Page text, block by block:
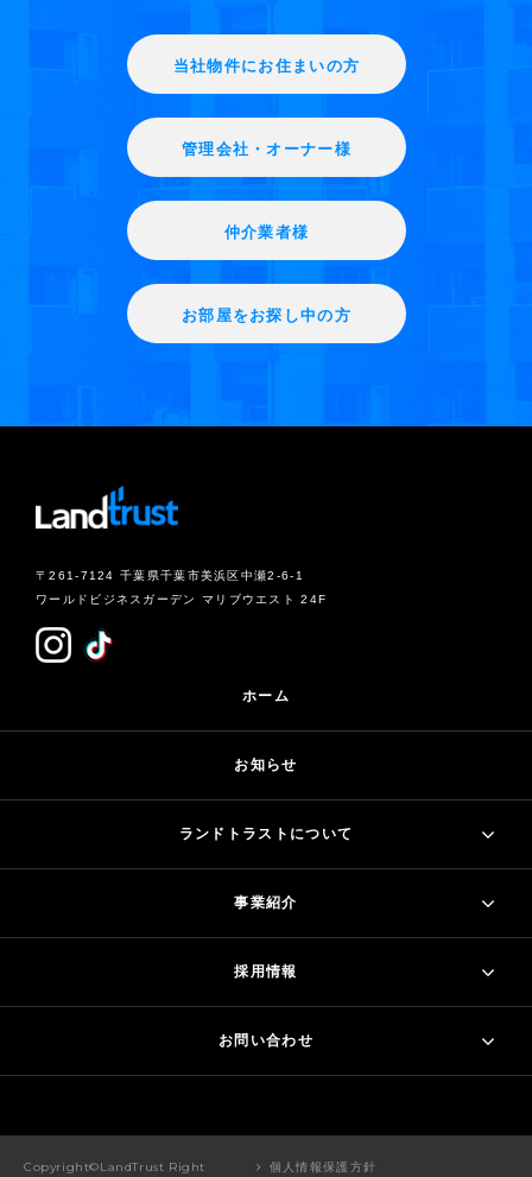
当社物件にお住まいの方
管理会社・オーナー様
仲介業者様
お部屋をお探し中の方
〒261-7124 千葉県千葉市美浜区中瀬2-6-1
ワールドビジネスガーデン マリブウエスト 24F
ホーム
お知らせ
ランドトラストについて
事業紹介
採用情報
お問い合わせ
Copyright©LandTrust Right 個人情報保護方針